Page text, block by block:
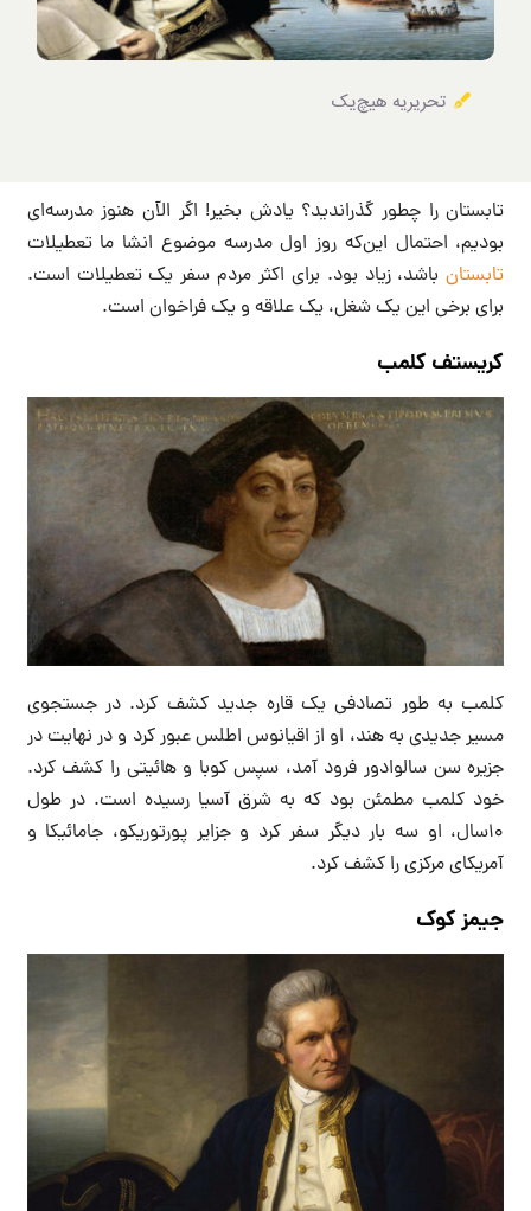
تحریریه هیچ‌یک
تابستان را چطور گذراندید؟ یادش بخیر! اگر الآن هنوز مدرسه‌ای
بودیم، احتمال این‌که روز اول مدرسه موضوع انشا ما تعطیلات
تابستانباشد، زیاد بود. برای اکثر مردم سفر یک تعطیلات است.
برای برخی این یک شغل، یک علاقه و یک فراخوان است.
کریستف کلمب
کلمب به طور تصادفی یک قاره جدید کشف کرد. در جستجوی
مسیر جدیدی به هند، او از اقیانوس اطلس عبور کرد و در نهایت در
جزیره سن سالوادور فرود آمد، سپس کوبا و هائیتی را کشف کرد.
خود کلمب مطمئن بود که به شرق آسیا رسیده است. در طول
۱۰سال، او سه بار دیگر سفر کرد و جزایر پورتوریکو، جامائیکا و
آمریکای مرکزی را کشف کرد.
جیمز کوک